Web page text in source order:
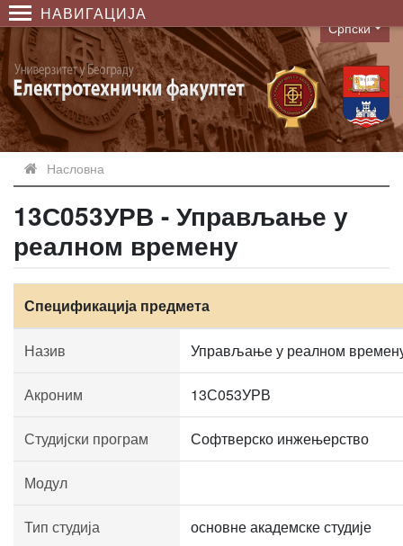
НАВИГАЦИЈА
Language
Српски
Насловна
13С053УРВ - Управљање у
реалном времену
Спецификација предмета
Назив Управљање у реалном
Акроним 13С053УРВ
Студијски програм Софтверско инжењерство
Модул
Тип студија основне академске студије